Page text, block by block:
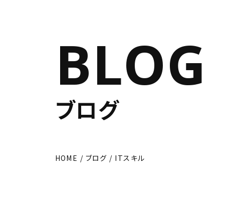
BLOG
HOME / ブログ / ITスキル